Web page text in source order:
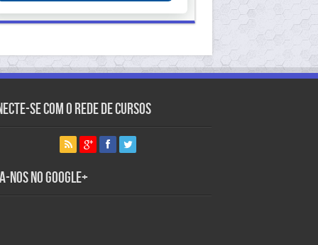
se com o Rede de Cursos
nos no Google+